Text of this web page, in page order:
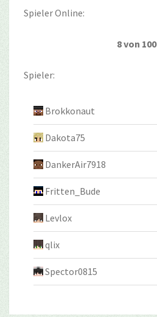
Spieler Online:
8 von 100
Spieler:
Brokkonaut
Dakota75
DankerAir7918
Fritten_Bude
Levlox
qlix
Spector0815